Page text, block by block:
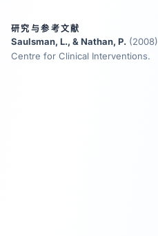
研究与参考文献
Saulsman, L., & Nathan, P. (2008)
Centre for Clinical Interventions.